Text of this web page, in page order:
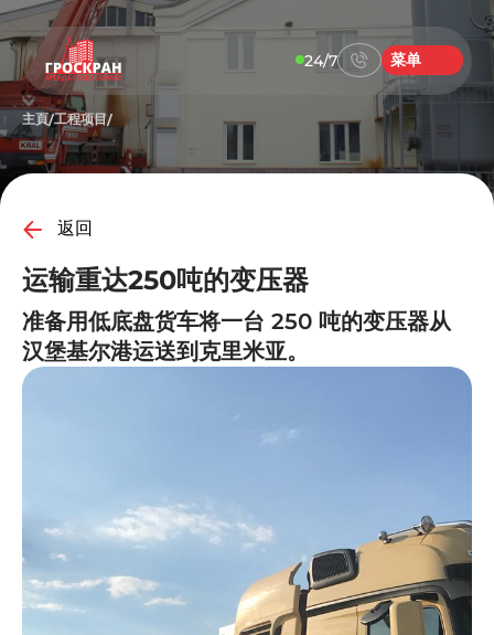
24/7 菜单
主頁/工程项目/
返回
运输重达250吨的变压器
准备用低底盘货车将一台 250 吨的变压器从
汉堡基尔港运送到克里米亚。